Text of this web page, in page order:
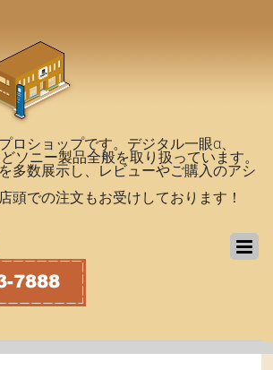
ロショップです。デジタル一眼α、
ソニー製品全般を取り扱っています。
多数展示し、レビューやご購入のアシ
頭での注文もお受けしております！